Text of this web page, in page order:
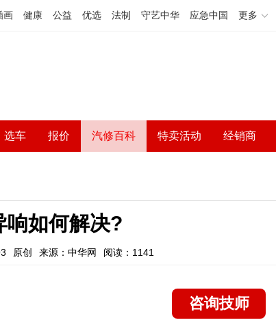
画 健康 公益 优选 法制 守艺中华 应急中国 更多
选车 报价 汽修百科 特卖活动 经销商
响如何解决?
原创 来源：中华网 阅读：1141
咨询技师